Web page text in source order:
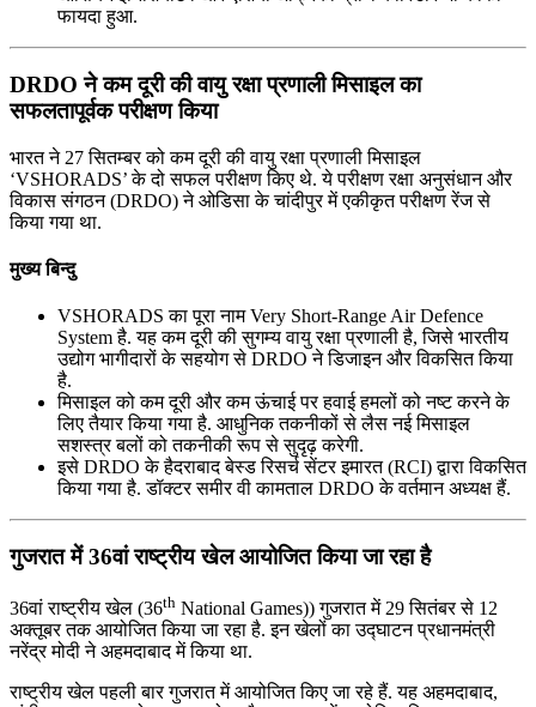
फायदा हुआ.
DRDO ने कम दूरी की वायु रक्षा प्रणाली मिसाइल का
सफलतापूर्वक परीक्षण किया
भारत ने 27 सितम्बर को कम दूरी की वायु रक्षा प्रणाली मिसाइल
‘VSHORADS’ के दो सफल परीक्षण किए थे. ये परीक्षण रक्षा अनुसंधान और
विकास संगठन (DRDO) ने ओडिसा के चांदीपुर में एकीकृत परीक्षण रेंज से
किया गया था.
मुख्य बिन्दु
VSHORADS का पूरा नाम Very Short-Range Air Defence
System है. यह कम दूरी की सुगम्य वायु रक्षा प्रणाली है, जिसे भारतीय
उद्योग भागीदारों के सहयोग से DRDO ने डिजाइन और विकसित किया
है.
मिसाइल को कम दूरी और कम ऊंचाई पर हवाई हमलों को नष्ट करने के
लिए तैयार किया गया है. आधुनिक तकनीकों से लैस नई मिसाइल
सशस्त्र बलों को तकनीकी रूप से सुदृढ़ करेगी.
इसे DRDO के हैदराबाद बेस्ड रिसर्च सेंटर इमारत (RCI) द्वारा विकसित
किया गया है. डॉक्‍टर समीर वी कामताल DRDO के वर्तमान अध्यक्ष हैं.
गुजरात में 36वां राष्ट्रीय खेल आयोजित किया जा रहा है
36वां राष्ट्रीय खेल (36th National Games)) गुजरात में 29 सितंबर से 12
अक्तूबर तक आयोजित किया जा रहा है. इन खेलों का उद्घाटन प्रधानमंत्री
नरेंद्र मोदी ने अहमदाबाद में किया था.
राष्ट्रीय खेल पहली बार गुजरात में आयोजित किए जा रहे हैं. यह अहमदाबाद,